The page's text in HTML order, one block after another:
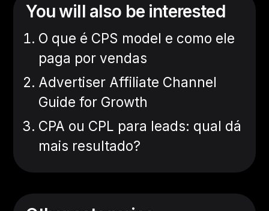
You will also be interested
O que é CPS model e como ele
paga por vendas
Advertiser Affiliate Channel
Guide for Growth
CPA ou CPL para leads: qual dá
mais resultado?